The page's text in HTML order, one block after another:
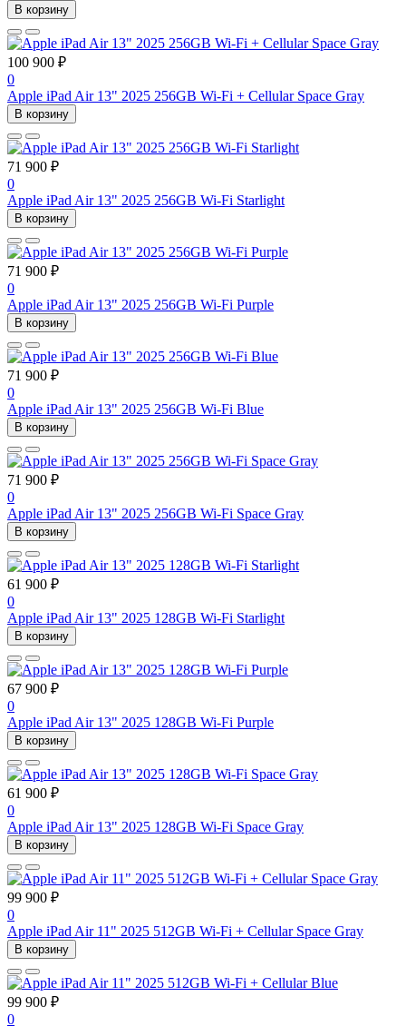
В корзину
100 900 ₽
0
Apple iPad Air 13" 2025 256GB Wi-Fi + Cellular Space Gray
В корзину
71 900 ₽
0
Apple iPad Air 13" 2025 256GB Wi-Fi Starlight
В корзину
71 900 ₽
0
Apple iPad Air 13" 2025 256GB Wi-Fi Purple
В корзину
71 900 ₽
0
Apple iPad Air 13" 2025 256GB Wi-Fi Blue
В корзину
71 900 ₽
0
Apple iPad Air 13" 2025 256GB Wi-Fi Space Gray
В корзину
61 900 ₽
0
Apple iPad Air 13" 2025 128GB Wi-Fi Starlight
В корзину
67 900 ₽
0
Apple iPad Air 13" 2025 128GB Wi-Fi Purple
В корзину
61 900 ₽
0
Apple iPad Air 13" 2025 128GB Wi-Fi Space Gray
В корзину
99 900 ₽
0
Apple iPad Air 11" 2025 512GB Wi-Fi + Cellular Space Gray
В корзину
99 900 ₽
0